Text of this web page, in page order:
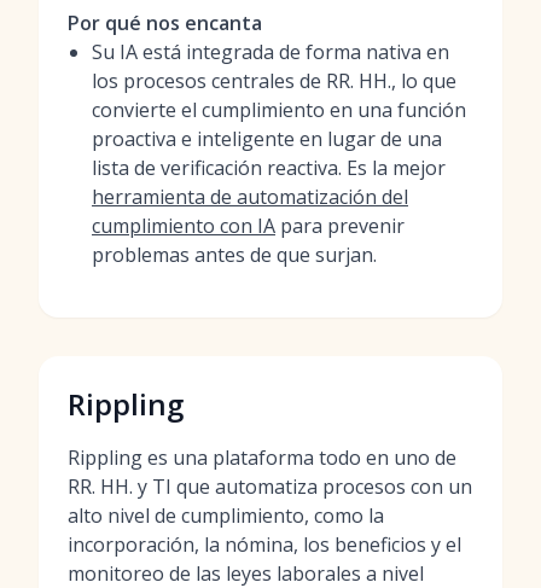
Por qué nos encanta
Su IA está integrada de forma nativa en
los procesos centrales de RR. HH., lo que
convierte el cumplimiento en una función
proactiva e inteligente en lugar de una
lista de verificación reactiva. Es la mejor
herramienta de automatización del
cumplimiento con IA para prevenir
problemas antes de que surjan.
Rippling
Rippling es una plataforma todo en uno de
RR. HH. y TI que automatiza procesos con un
alto nivel de cumplimiento, como la
incorporación, la nómina, los beneficios y el
monitoreo de las leyes laborales a nivel